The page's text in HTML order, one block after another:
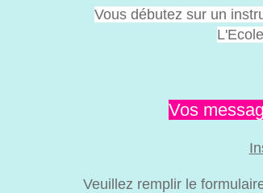
Vous débutez sur un
Vos
Veuillez remplir le